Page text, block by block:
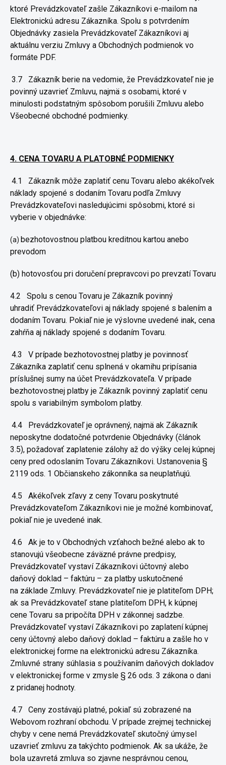
ktoré Prevádzkovateľ zašle Zákazníkovi e-mailom na
Elektronickú adresu Zákazníka. Spolu s potvrdením
Objednávky zasiela Prevádzkovateľ Zákazníkovi aj
aktuálnu verziu Zmluvy a Obchodných podmienok vo
formáte PDF.
3.7
Zákazník berie na vedomie, že Prevádzkovateľ nie je
povinný uzavrieť Zmluvu, najmä s osobami, ktoré v
minulosti podstatným spôsobom porušili Zmluvu alebo
Všeobecné obchodné podmienky.
4. CENA TOVARU A PLATOBNÉ PODMIENKY
4.1
Zákazník môže zaplatiť cenu Tovaru alebo akékoľvek
náklady spojené s dodaním Tovaru podľa Zmluvy
Prevádzkovateľovi nasledujúcimi spôsobmi, ktoré si
vyberie v objednávke:
(a) bezhotovostnou platbou kreditnou kartou anebo
prevodom
(b) hotovosťou pri doručení prepravcovi po prevzatí Tovaru
4.2
Spolu s cenou Tovaru je Zákazník povinný
uhradiť Prevádzkovateľovi aj náklady spojené s balením a
dodaním Tovaru. Pokiaľ nie je výslovne uvedené inak, cena
zahŕňa aj náklady spojené s dodaním Tovaru.
4.3
V prípade bezhotovostnej platby je povinnosť
Zákazníka zaplatiť cenu splnená v okamihu pripísania
príslušnej sumy na účet Prevádzkovateľa. V prípade
bezhotovostnej platby je Zákazník povinný zaplatiť cenu
spolu s variabilným symbolom platby.
4.4
Prevádzkovateľ je oprávnený, najmä ak Zákazník
neposkytne dodatočné potvrdenie Objednávky (článok
3.5), požadovať zaplatenie zálohy až do výšky celej kúpnej
ceny pred odoslaním Tovaru Zákazníkovi. Ustanovenia §
2119 ods. 1 Občianskeho zákonníka sa neuplatňujú.
4.5
Akékoľvek zľavy z ceny Tovaru poskytnuté
Prevádzkovateľom Zákazníkovi nie je možné kombinovať,
pokiaľ nie je uvedené inak.
4.6
Ak je to v Obchodných vzťahoch bežné alebo ak to
stanovujú všeobecne záväzné právne predpisy,
Prevádzkovateľ vystaví Zákazníkovi účtovný alebo
daňový doklad – faktúru – za platby uskutočnené
na základe Zmluvy. Prevádzkovateľ nie je platiteľom DPH;
ak sa Prevádzkovateľ stane platiteľom DPH, k kúpnej
cene Tovaru sa pripočíta DPH v zákonnej sadzbe.
Prevádzkovateľ vystaví Zákazníkovi po zaplatení kúpnej
ceny účtovný alebo daňový doklad – faktúru a zašle ho v
elektronickej forme na elektronickú adresu Zákazníka.
Zmluvné strany súhlasia s používaním daňových dokladov
v elektronickej forme v zmysle § 26 ods. 3 zákona o dani
z pridanej hodnoty.
4.7
Ceny zostávajú platné, pokiaľ sú zobrazené na
Webovom rozhraníobchodu. V prípade zrejmej technickej
chyby v cene nemá Prevádzkovateľ skutočný úmysel
uzavrieť zmluvu za takýchto podmienok. Ak sa ukáže, že
bola uzavretá zmluva so zjavne nesprávnou cenou,